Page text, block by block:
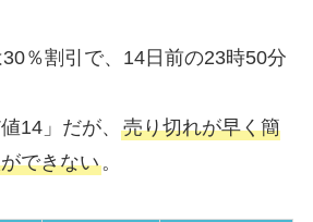
30％割引で、14日前の23時50分
14」だが、 売り切れが早く簡
できない。